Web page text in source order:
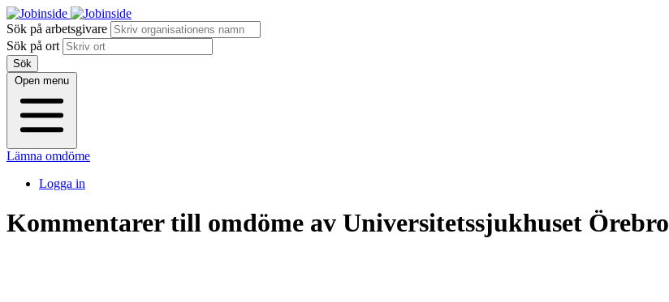
Sök på arbetsgivare
Sök på ort
Sök
Open menu
Lämna omdöme
Logga in
Kommentarer till omdöme av Universitetssjukhuset Örebro